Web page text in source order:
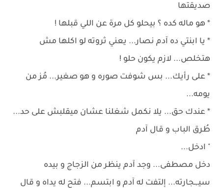
صديقتها
* هو ماله كده ؟ بيحلو كل مرة عن اللي قبلها !
* يا ابنتي ده آدم نصار... يعني ثروته لو اكلها مش
هتخلص... لازم يكون حلو !
* على رأيك... بس شوفت صوره و هو صغير... مُز من
يومه...
* عندك حق... يلا نكمل شغلنا عشان ميقلبش على حد...
طُرق الباب و قال آدم
" ادخل...
دخل مصطفى... وجد آدم ينظر من الزجاج و بيده
سيـ,ـجارته... إلتفت له آدم و ابتسم... فتح له يداه و قال